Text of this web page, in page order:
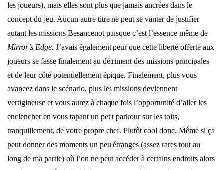
les joueurs), mais elles sont plus que jamais ancrées dans le
concept du jeu. Aucun autre titre ne peut se vanter de justifier
autant les missions Besancenot puisque c’est l’essence même de
Mirror’s Edge. J’avais également peur que cette liberté offerte aux
joueurs se fasse finalement au détriment des missions principales
et de leur côté potentiellement épique. Finalement, plus vous
avancez dans le scénario, plus les missions deviennent
vertigineuse et vous aurez à chaque fois l’opportunité d’aller les
enclencher en vous tapant un petit parkour sur les toits,
tranquillement, de votre propre chef. Plutôt cool donc. Même si ça
peut donner des moments un peu étranges (assez rares tout au
long de ma partie) où l’on ne peut accéder à certains endroits alors